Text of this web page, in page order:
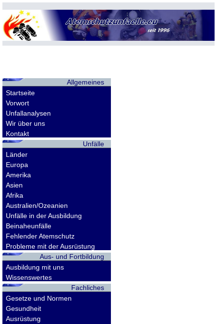
Allgemeines
Startseite
Vorwort
Unfallanalysen
Wir über uns
Kontakt
Unfälle
Länder
Europa
Amerika
Asien
Afrika
Australien/Ozeanien
Unfälle in der Ausbildung
Beinaheunfälle
Fehlender Atemschutz
Probleme mit der Ausrüstung
Aus- und Fortbildung
Ausbildung mit uns
Wissenswertes
Fachliches
Gesetze und Normen
Gesundheit
Ausrüstung